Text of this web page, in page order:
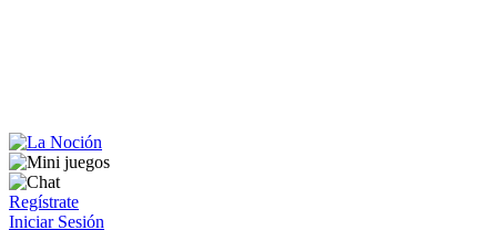
Regístrate
Iniciar Sesión